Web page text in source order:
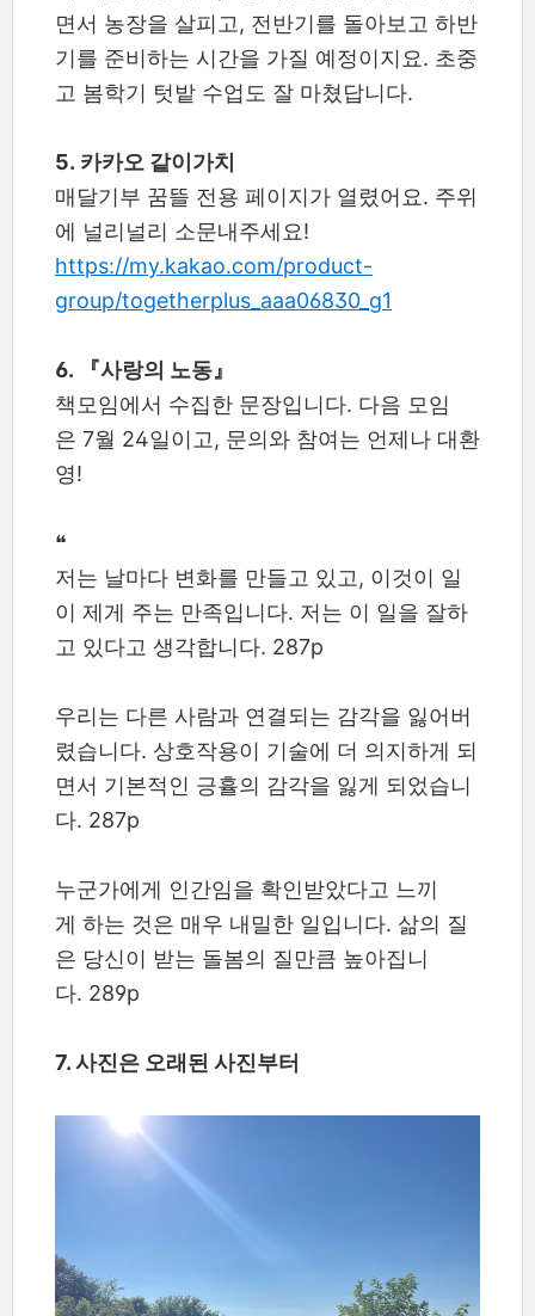
면서 농장을 살피고, 전반기를 돌아보고 하반
기를 준비하는 시간을 가질 예정이지요. 초중
고 봄학기 텃밭 수업도 잘 마쳤답니다.
5. 카카오 같이가치
매달기부 꿈뜰 전용 페이지가 열렸어요. 주위
에 널리널리 소문내주세요!
https://my.kakao.com/product-
group/togetherplus_aaa06830_g1
6. 『사랑의 노동』
책모임에서 수집한 문장입니다. 다음 모임
은 7월 24일이고, 문의와 참여는 언제나 대환
영!
❝
저는 날마다 변화를 만들고 있고, 이것이 일
이 제게 주는 만족입니다. 저는 이 일을 잘하
고 있다고 생각합니다. 287p
우리는 다른 사람과 연결되는 감각을 잃어버
렸습니다. 상호작용이 기술에 더 의지하게 되
면서 기본적인 긍휼의 감각을 잃게 되었습니
다. 287p
누군가에게 인간임을 확인받았다고 느끼
게 하는 것은 매우 내밀한 일입니다. 삶의 질
은 당신이 받는 돌봄의 질만큼 높아집니
다. 289p
7. 사진은 오래된 사진부터